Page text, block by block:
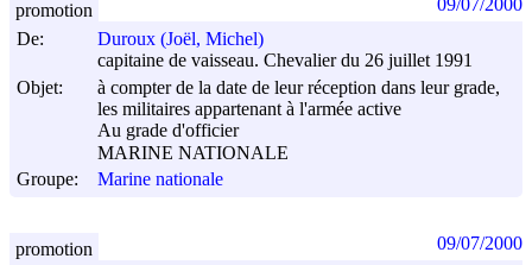
De:
Duroux (Joël, Michel)
capitaine de vaisseau. Chevalier du 26 juillet 1991
Objet:
à compter de la date de leur réception dans leur grade,
les militaires appartenant à l'armée active
Au grade d'officier
MARINE NATIONALE
Groupe:
Marine nationale
promotion 09/07/2000
promotion 09/07/2000